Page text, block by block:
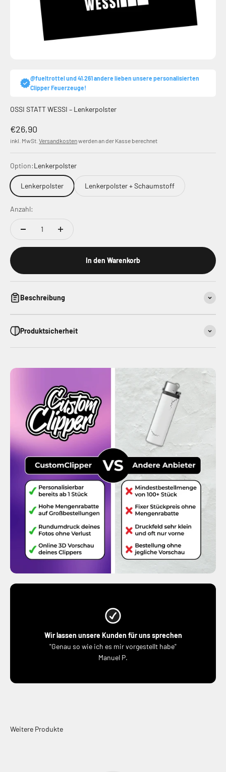
@fueltrottel und 41.261 andere lieben unsere personalisierten
Clipper Feuerzeuge!
OSSI STATT WESSI – Lenkerpolster
Angebot
€26,90
inkl. MwSt. Versandkostenwerden an der Kasse berechnet
Option:Lenkerpolster
Lenkerpolster Lenkerpolster + Schaumstoff
Anzahl:
In den Warenkorb
Beschreibung
Produktsicherheit
Wir lassen unsere Kunden für uns sprechen
"Genau so wie ich es mir vorgestellt habe"
Manuel P.